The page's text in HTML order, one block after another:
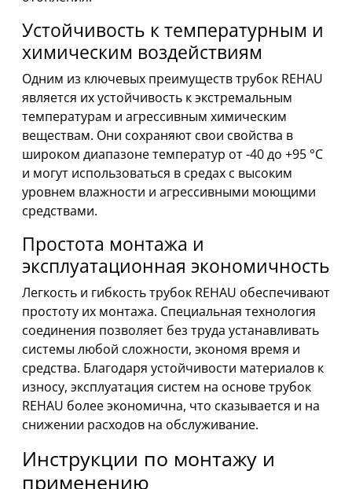
Устойчивость к температурным и
химическим воздействиям
Одним из ключевых преимуществ трубок REHAU
является их устойчивость к экстремальным
температурам и агрессивным химическим
веществам. Они сохраняют свои свойства в
широком диапазоне температур от -40 до +95 °C
и могут использоваться в средах с высоким
уровнем влажности и агрессивными моющими
средствами.
Простота монтажа и
эксплуатационная экономичность
Легкость и гибкость трубок REHAU обеспечивают
простоту их монтажа. Специальная технология
соединения позволяет без труда устанавливать
системы любой сложности, экономя время и
средства. Благодаря устойчивости материалов к
износу, эксплуатация систем на основе трубок
REHAU более экономична, что сказывается и на
снижении расходов на обслуживание.
Инструкции по монтажу и
применению